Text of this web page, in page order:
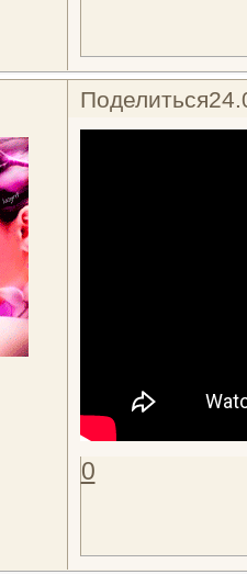
Поделиться
0